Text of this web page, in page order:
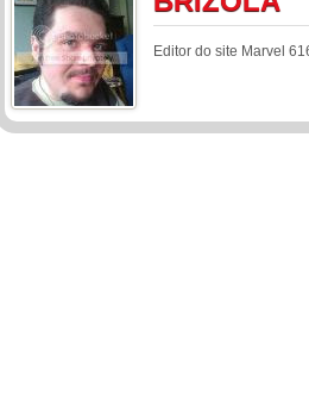
Editor do site Marvel